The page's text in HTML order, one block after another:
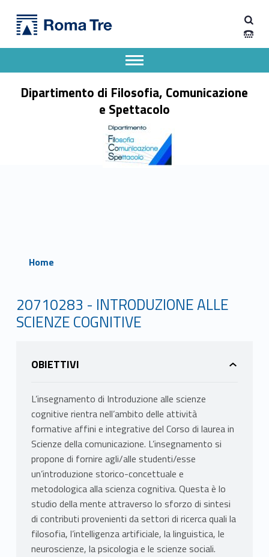
Dipartimento di Filosofia, Comunicazione e Spettacolo
Dipartimento di Filosofia, Comunicazione
e Spettacolo
Apri il menu secondario
Header info sidebar
Home
20710283 - INTRODUZIONE ALLE
SCIENZE COGNITIVE
OBIETTIVI
L’insegnamento di Introduzione alle scienze
cognitive rientra nell’ambito delle attività
formative affini e integrative del Corso di laurea in
Scienze della comunicazione. L’insegnamento si
propone di fornire agli/alle studenti/esse
un’introduzione storico-concettuale e
metodologica alla scienza cognitiva. Questa è lo
studio della mente attraverso lo sforzo di sintesi
di contributi provenienti da settori di ricerca quali la
filosofia, l’intelligenza artificiale, la linguistica, le
neuroscienze, la psicologia e le scienze sociali.